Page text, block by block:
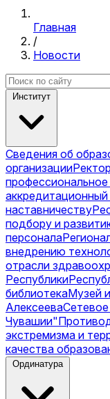
Главная
/
Новости
Институт
Сведения об
организации
аккредитационный
наставничеству
подбору и
персонала
внедрению
отрасли
Республики
библиотекаМузей
Алексеева
Чувашии"
экстремизма и
качества
Ординатура